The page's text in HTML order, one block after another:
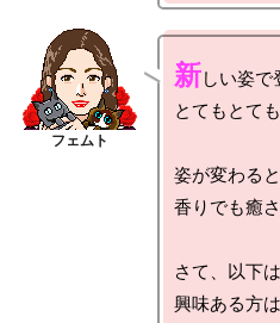
新しい姿で
とてもとて
姿が変わる
香りでも癒
さて、以下